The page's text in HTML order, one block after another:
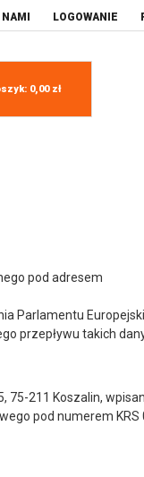
LOGOWANIE
0,00 zł
pod adresem
Parlamentu
przepływu takich
75-211 Koszalin,
pod numerem KRS